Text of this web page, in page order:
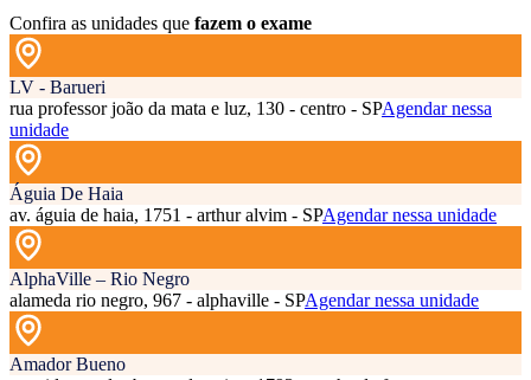
Confira as unidades que fazem o exame
LV - Barueri
rua professor joão da mata e luz, 130 - centro - SPAgendar nessa
unidade
Águia De Haia
av. águia de haia, 1751 - arthur alvim - SPAgendar nessa unidade
AlphaVille – Rio Negro
alameda rio negro, 967 - alphaville - SPAgendar nessa unidade
Amador Bueno